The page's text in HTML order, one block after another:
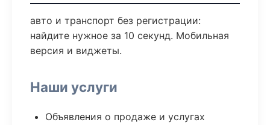
авто и транспорт без регистрации:
найдите нужное за 10 секунд. Мобильная
версия и виджеты.
Наши услуги
Объявления о продаже и услугах